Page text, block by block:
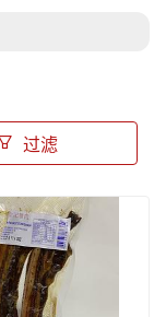
过滤